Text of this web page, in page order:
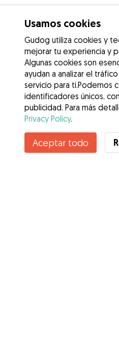
Usamos cookies
Gudog utiliza cookies y
mejorar tu experiencia y
Algunas cookies son
ayudan a analizar el
servicio para ti.Podemos
identificadores únicos,
publicidad. Para más
Privacy Policy.
Aceptar todo